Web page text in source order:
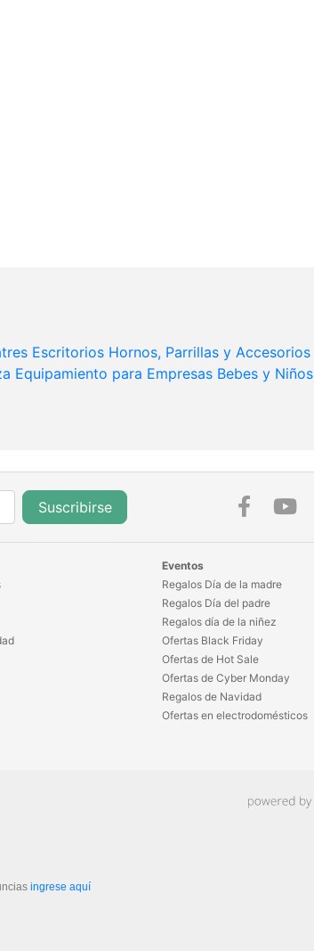
Escritorios Hornos, Parrillas y Accesorios
Equipamiento para Empresas Bebes y Niños
Suscribirse
Eventos
Regalos Día de la madre
Regalos Día del padre
Regalos día de la niñez
Ofertas Black Friday
Ofertas de Hot Sale
Ofertas de Cyber Monday
Regalos de Navidad
Ofertas en electrodomésticos
ingrese aquí